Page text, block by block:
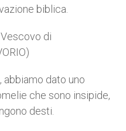
biblica.
Vescovo di
dato uno
che sono insipide,
desti.